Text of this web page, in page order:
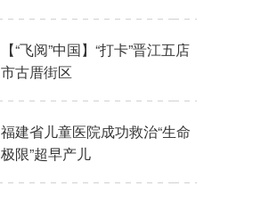
【“飞阅”中国】“打卡”晋江五店
市古厝街区
福建省儿童医院成功救治“生命
极限”超早产儿